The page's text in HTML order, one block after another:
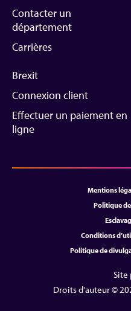
Contacter un
département
Carrières
Brexit
Connexion client
Effectuer un paiement en
ligne
Mentions
Politique
Conditions
Politique de
Site
Droits d'auteur ©